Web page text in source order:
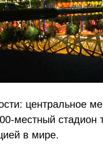
центральное
местный стадион
в мире.